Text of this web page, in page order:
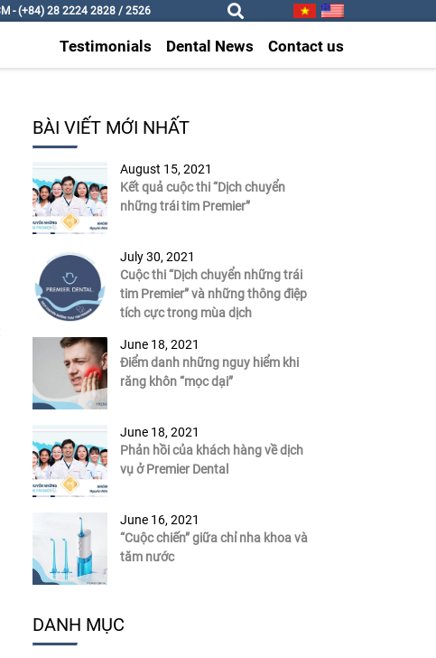
- (+84) 28 2224 2828 / 2526
Testimonials Dental News Contact us
BÀI VIẾT MỚI NHẤT
August 15, 2021
Kết quả cuộc thi “Dịch chuyển
những trái tim Premier”
July 30, 2021
Cuộc thi “Dịch chuyển những trái
tim Premier” và những thông điệp
tích cực trong mùa dịch
June 18, 2021
Điểm danh những nguy hiểm khi
răng khôn “mọc dại”
June 18, 2021
Phản hồi của khách hàng về dịch
vụ ở Premier Dental
June 16, 2021
“Cuộc chiến” giữa chỉ nha khoa và
tăm nước
DANH MỤC